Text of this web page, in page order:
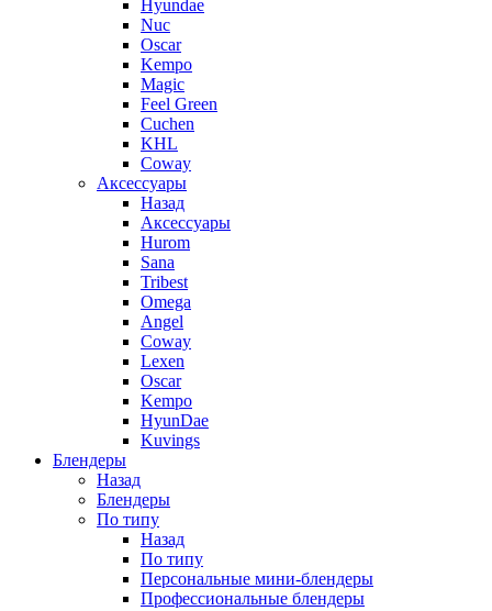
Hyundae
Nuc
Oscar
Kempo
Magic
Feel Green
Cuchen
KHL
Coway
Аксессуары
Назад
Аксессуары
Hurom
Sana
Tribest
Omega
Angel
Coway
Lexen
Oscar
Kempo
HyunDae
Kuvings
Блендеры
Назад
Блендеры
По типу
Назад
По типу
Персональные мини-блендеры
Профессиональные блендеры